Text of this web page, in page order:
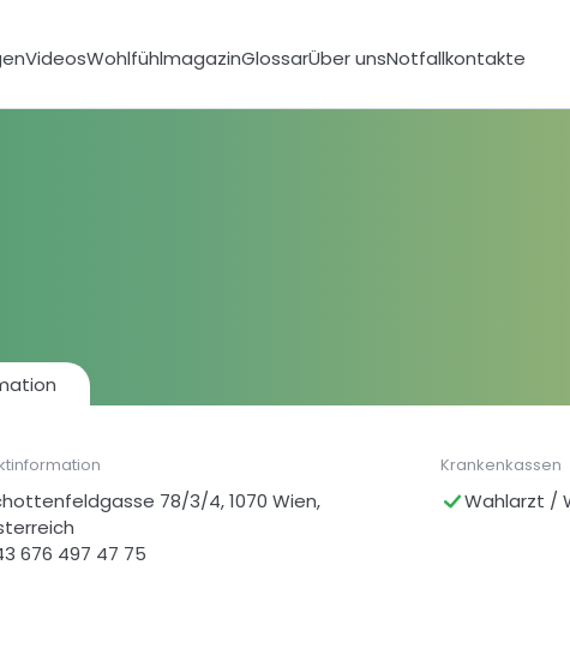
VideosWohlfühlmagazinGlossarÜber unsNotfallkontakte
78/3/4, 1070 Wien,
676 497 47 75
Krankenkassen
Wahlarzt /